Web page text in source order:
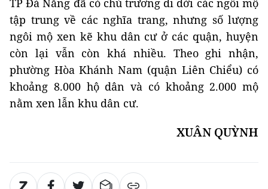
TP Đà Nẵng đã có chủ trương di dời các ngôi mộ
tập trung về các nghĩa trang, nhưng số lượng
ngôi mộ xen kẽ khu dân cư ở các quận, huyện
còn lại vẫn còn khá nhiều. Theo ghi nhận,
phường Hòa Khánh Nam (quận Liên Chiểu) có
khoảng 8.000 hộ dân và có khoảng 2.000 mộ
nằm xen lẫn khu dân cư.
XUÂN QUỲNH